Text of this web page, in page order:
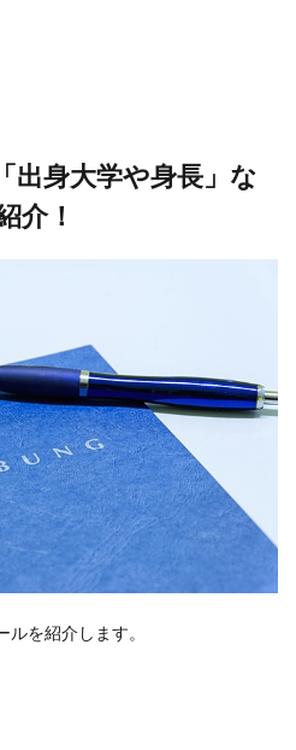
出身大学や身長」な
介！
を紹介します。